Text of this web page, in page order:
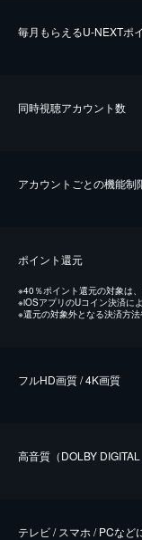
毎⽉もらえるU-NEXTポ
同時視聴アカウント数
アカウントごとの機能制
ポイント還元
※40％ポイント還元の対象は
※iOSアプリのUコイン決済に
※還元の対象外となる決済方
フルHD画質 / 4K画質
⾼⾳質（DOLBY DIGITAL
テレビ / スマホ / PCなど